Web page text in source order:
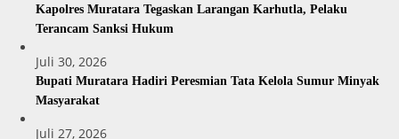
Kapolres Muratara Tegaskan Larangan Karhutla, Pelaku
Terancam Sanksi Hukum
Juli 30, 2026
Bupati Muratara Hadiri Peresmian Tata Kelola Sumur Minyak
Masyarakat
Juli 27, 2026